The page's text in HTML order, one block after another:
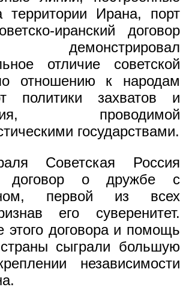
территории Ирана, порт
иранский договор
отличие советской
отношению к народам
политики захватов и
проводимой
государствами.
Советская Россия
договор о дружбе с
первой из всех
его суверенитет.
этого договора и помощь
сыграли большую
независимости